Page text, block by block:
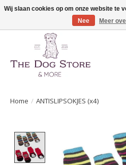
De speciaalzaak in hondenartikelen en
Home / ANTISLIPSOKJES (x4)
Product image
Wij slaan cookies op om onze website te
Nee
Meer